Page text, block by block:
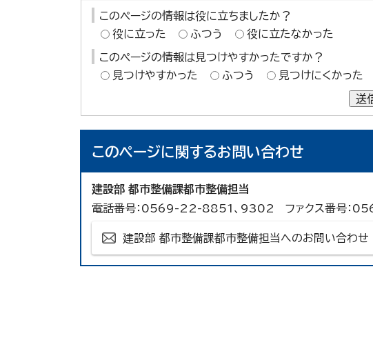
このページの情報は役に立ちましたか？
役に立った
ふつう 役に立たなかった
このページの情報は見つけやすかったですか？
見つけやすかった
ふつう 見つけにくかった
送
このページに関するお問い合わせ
建設部 都市整備課都市整備担当
電話番号：0569-22-8851、9302 ファクス番号：
建設部 都市整備課都市整備担当へのお問い合わせ